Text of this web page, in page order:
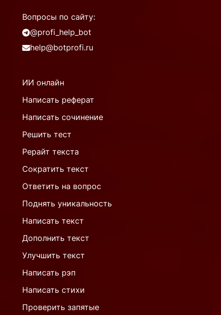
Вопросы по сайту:
@profi_help_bot
help@botprofi.ru
ИИ онлайн
Написать реферат
Написать сочинение
Решить тест
Рерайт текста
Сократить текст
Ответить на вопрос
Поднять уникальность
Написать текст
Дополнить текст
Улучшить текст
Написать рэп
Написать стихи
Проверить запятые